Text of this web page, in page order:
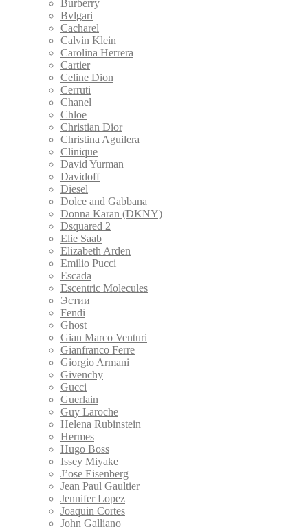
Burberry
Bvlgari
Cacharel
Calvin Klein
Carolina Herrera
Cartier
Celine Dion
Cerruti
Chanel
Chloe
Christian Dior
Christina Aguilera
Clinique
David Yurman
Davidoff
Diesel
Dolce and Gabbana
Donna Karan (DKNY)
Dsquared 2
Elie Saab
Elizabeth Arden
Emilio Pucci
Escada
Escentric Molecules
Эстии
Fendi
Ghost
Gian Marco Venturi
Gianfranco Ferre
Giorgio Armani
Givenchy
Gucci
Guerlain
Guy Laroche
Helena Rubinstein
Hermes
Hugo Boss
Issey Miyake
J’ose Eisenberg
Jean Paul Gaultier
Jennifer Lopez
Joaquin Cortes
John Galliano